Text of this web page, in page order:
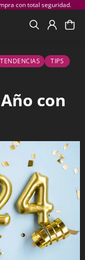
con total seguridad.
TENDENCIAS TIPS
con